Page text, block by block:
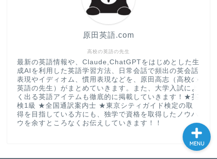
高校の英語の先生
原田英語.com
最新の英語情報や、Claude,ChatGPTをはじめとした生
成AIを利用した英語学習方法、日常会話で頻出の英会話
表現やイディオム、慣用表現などを、原田高志（高校の
英語の先生）がまとめていきます。また、大学入試によ
く出る英語アイテムも徹底的に掲載していきます！★英
検1級 ★全国通訳案内士 ★東京シティガイド検定の取
得を目指している方にも、独学で資格を取得したノウハ
ウを余すところなくお伝えしていきます！！
MENU
英語名言・格言・カッコい
い英語＆素敵な英文フレー
CONTACT